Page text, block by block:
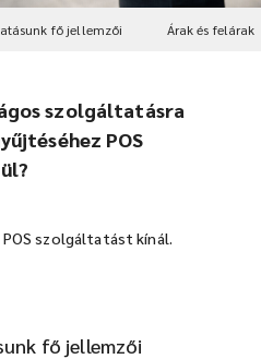
fő jellemzői Árak és felárak
szolgáltatásra
POS
szolgáltatást kínál.
fő jellemzői